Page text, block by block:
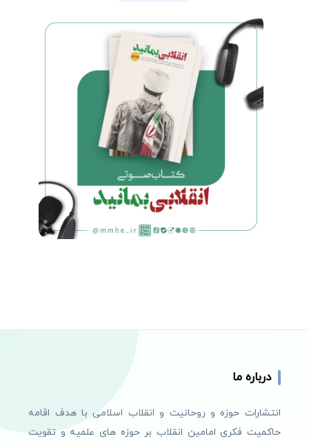
قراردادهای بین المللی «وَإِن نَكَثوا أَيمانَهُم مِن بَعدِ
عَهدِهِم وَطَعَنوا في دينِكُم فَقاتِلوا أَئِمَّةَ الكُفرِ ۙ إِنَّهُم لا
أَيمانَ لَهُم لَعَلَّهُم يَنتَهونَ» اینها یعنی حکومت.
این آیات نشان می‌دهد که در این موارد بایستی از
رسول اطاعت بشود؛در مسئله دفاع از کشور،در مسئله
اجرای حدود،در مسئله معاملات و قراردادهای اجتماعی،
در مسئله قرارداد با کشورهای دیگر، در مسئله اقامه
قسط و اقامه عدل، ایجاد عدل در جامعه؛در این‌ها باید
از پیغمبر اطاعت بشود؛ این یعنی حکومت؛ معنای
حکومت غیر از این نیست،.
حاکمیت اسلام با این وضوح در قرآن منعکس و
برای خرید کتاب به فروشگاه مجازی انتشارات مرجعه
درباره ما
انتشارات حوزه و روحانیت و انقلاب اسلامی با هدف اقامه
حاکمیت فکری امامین انقلاب بر حوزه های علمیه و تقویت